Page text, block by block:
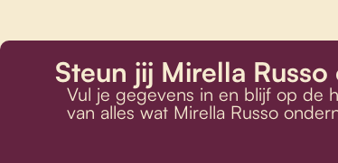
Steun jij Mirella Russo
Vul je gegevens in en blijf op de
van alles wat Mirella Russo